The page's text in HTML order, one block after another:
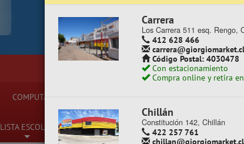
¡ YA ABRIMOS
Carrera
Los Carrera 511 esq. Rengo,
412 628 466
carrera@giorgiomarket.cl
Código Postal: 4030478
Con estacionamiento
Compra online y retira
Chillán
Constitución 142, Chillán
422 257 761
chillan@giorgiomarket.cl
+
COMPUTACIÓN Y ELECTRÓNICA
+
LISTA ESCOLAR